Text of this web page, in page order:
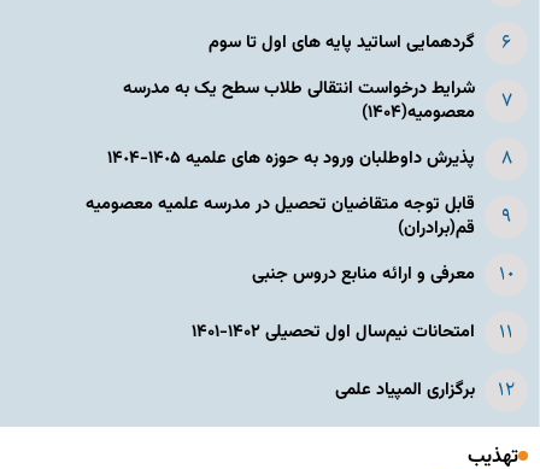
گردهمایی اساتید پایه های اول تا سوم
شرایط درخواست انتقالی طلاب سطح یک به مدرسه
معصومیه(۱۴۰۴)
پذیرش داوطلبان ورود به حوزه های علمیه ١۴٠۵-١۴٠۴
قابل توجه متقاضیان تحصیل در مدرسه علمیه معصومیه
قم(برادران)
معرفی و ارائه منابع دروس جنبی
امتحانات نیم‌سال اول تحصیلی ۱۴۰۲-۱۴۰۱
برگزاری المپیاد علمی
تهذیب